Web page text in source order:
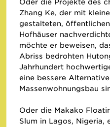
Zhang Ke, der mit
gestalteten,
Hofhäuser
möchte er beweisen,
Abriss bedrohten
Jahrhundert
eine bessere
Massenwohnungsbau
Oder die Makako
Slum in Lagos,